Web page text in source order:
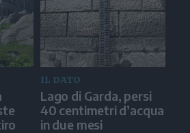
IL DATO
Lago di Garda, persi
40 centimetri d’acqua
in due mesi